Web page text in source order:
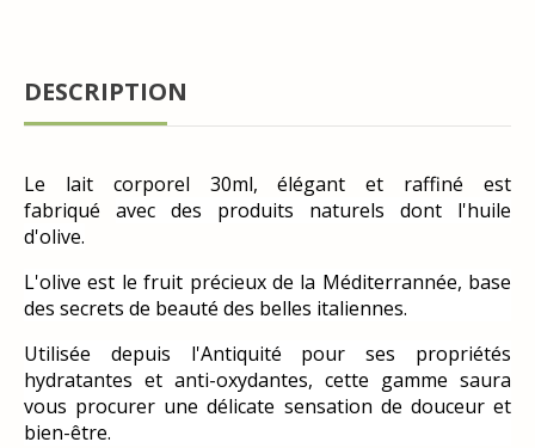
DESCRIPTION
Le lait corporel 30ml, élégant et raffiné est
fabriqué avec des produits naturels dont l'huile
d'olive.
L'olive est le fruit précieux de la Méditerrannée, base
des secrets de beauté des belles italiennes.
Utilisée depuis l'Antiquité pour ses propriétés
hydratantes et anti-oxydantes, cette gamme saura
vous procurer une délicate sensation de douceur et
bien-être.